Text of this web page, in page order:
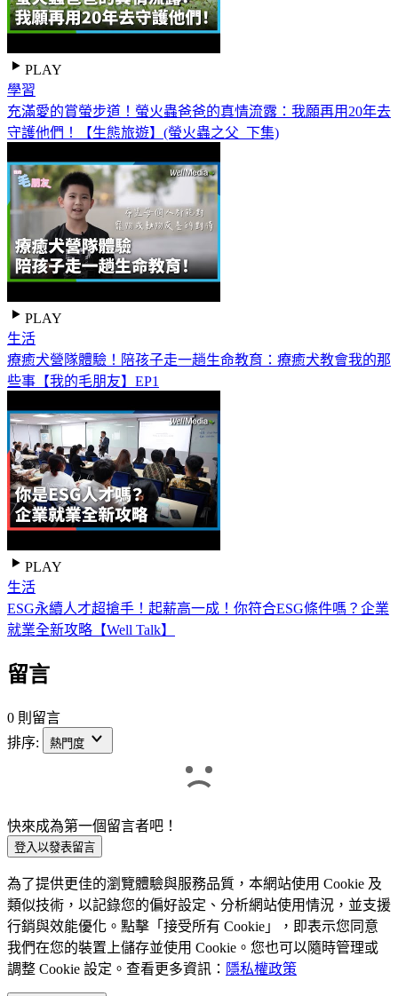
PLAY
學習
充滿愛的賞螢步道！螢火蟲爸爸的真情流露：我願再用20年去
守護他們！【生態旅遊】(螢火蟲之父_下集)
PLAY
生活
療癒犬營隊體驗！陪孩子走一趟生命教育：療癒犬教會我的那
些事【我的毛朋友】EP1
PLAY
生活
ESG永續人才超搶手！起薪高一成！你符合ESG條件嗎？企業
就業全新攻略【Well Talk】
留言
0 則留言
排序:
熱門度
快來成為第一個留言者吧！
登入以發表留言
為了提供更佳的瀏覽體驗與服務品質，本網站使用 Cookie 及
類似技術，以記錄您的偏好設定、分析網站使用情況，並支援
行銷與效能優化。點擊「接受所有 Cookie」，即表示您同意
我們在您的裝置上儲存並使用 Cookie。您也可以隨時管理或
調整 Cookie 設定。查看更多資訊： 隱私權政策